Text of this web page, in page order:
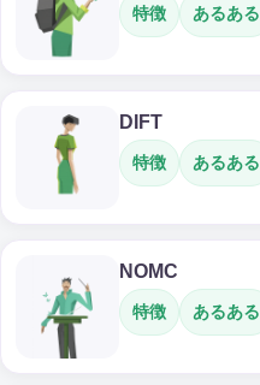
特徴 あるある
DIFT
特徴 あるある
NOMC
特徴 あるある